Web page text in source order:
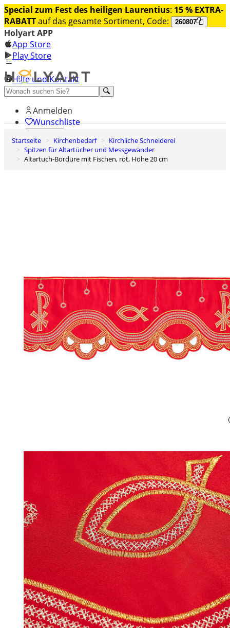
Special zum Fest des heiligen Laurentius: 15 % EXTRA-
RABATTauf das gesamte Sortiment, Code: 260807
Holyart APP
App Store
Play Store
Hilfe und Kontakt
Entdecken Sie Premium
Anmelden
Wunschliste
0
Warenkorb
Startseite Kirchenbedarf
Kirchliche Schneiderei
Spitzen für Altartücher und Messgewänder
Altartuch-Bordüre mit Fischen, rot, Höhe 20 cm